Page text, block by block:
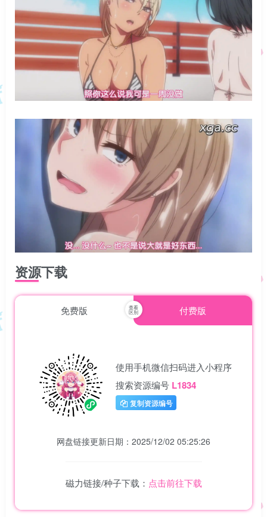
资源下载
免费版 付费版
使用手机微信扫码进入小程序
搜索资源编号 L1834
复制资源编号
网盘链接更新日期：2025/12/02 05:25:26
磁力链接/种子下载： 点击前往下载